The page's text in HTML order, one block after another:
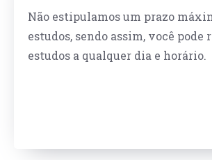
Não estipulamos um prazo
estudos, sendo assim, você pode
estudos a qualquer dia e horário.